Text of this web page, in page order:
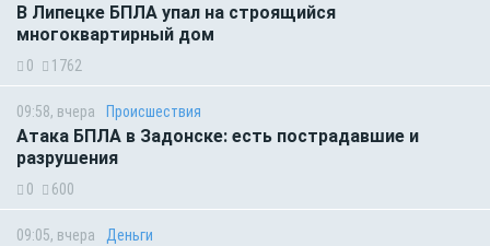
В Липецке БПЛА упал на строящийся
многоквартирный дом
0 1762
09:58, вчера Происшествия
Атака БПЛА в Задонске: есть пострадавшие и
разрушения
0 600
09:05, вчера Деньги